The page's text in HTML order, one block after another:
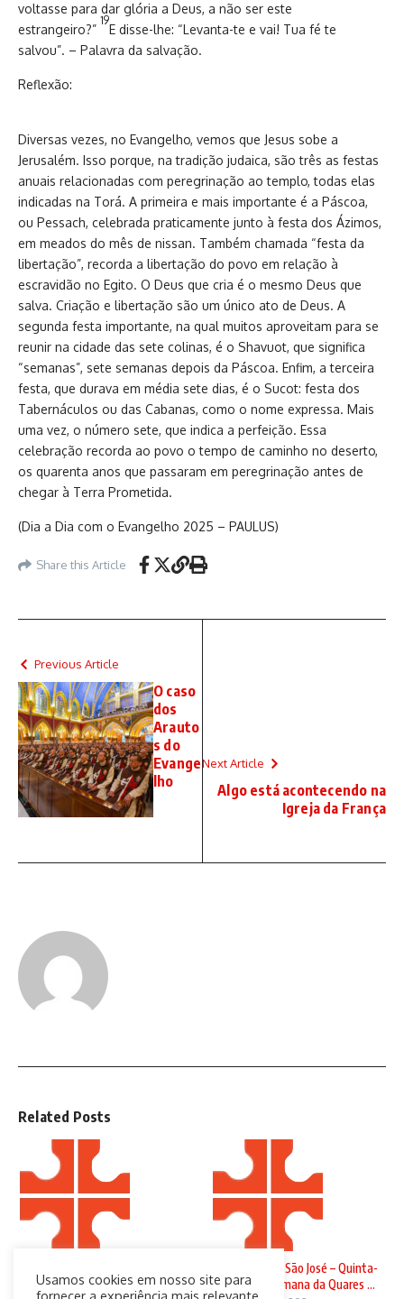
voltasse para dar glória a Deus, a não ser este
estrangeiro?”
19
E disse-lhe: “Levanta-te e vai! Tua fé te
salvou”. – Palavra da salvação.
Reflexão:
Diversas vezes, no Evangelho, vemos que Jesus sobe a
Jerusalém. Isso porque, na tradição judaica, são três as festas
anuais relacionadas com peregrinação ao templo, todas elas
indicadas na Torá. A primeira e mais importante é a Páscoa,
ou Pessach, celebrada praticamente junto à festa dos Ázimos,
em meados do mês de nissan. Também chamada “festa da
libertação”, recorda a libertação do povo em relação à
escravidão no Egito. O Deus que cria é o mesmo Deus que
salva. Criação e libertação são um único ato de Deus. A
segunda festa importante, na qual muitos aproveitam para se
reunir na cidade das sete colinas, é o Shavuot, que significa
“semanas”, sete semanas depois da Páscoa. Enfim, a terceira
festa, que durava em média sete dias, é o Sucot: festa dos
Tabernáculos ou das Cabanas, como o nome expressa. Mais
uma vez, o número sete, que indica a perfeição. Essa
celebração recorda ao povo o tempo de caminho no deserto,
os quarenta anos que passaram em peregrinação antes de
chegar à Terra Prometida.
(Dia a Dia com o Evangelho 2025 – PAULUS)
Share this Article
Previous Article
O caso
dos
Arauto
s do
Evange
lho
Next Article
Algo está acontecendo na
Igreja da França
Related Posts
29 de março de 2026
Solenidade de São José – Quinta-
feira da 4ª Semana da Quares ...
Usamos cookies em nosso site para
fornecer a experiência mais relevante,